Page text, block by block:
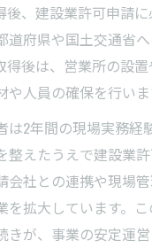
後、建設業許可申請
道府県や国土交通省
得後は、営業所の設
人員の確保を行いま
は2年間の現場実務経
整えたうえで建設業
会社との連携や現場
を拡大しています。
きが、事業の安定運